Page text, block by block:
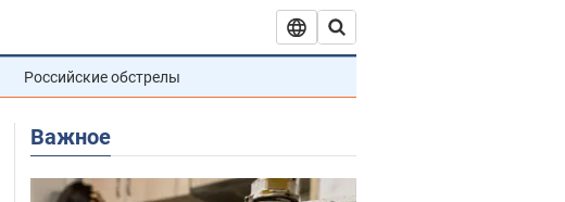
Российские обстрелы
Важное